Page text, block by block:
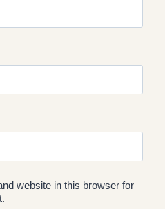
website in this browser for